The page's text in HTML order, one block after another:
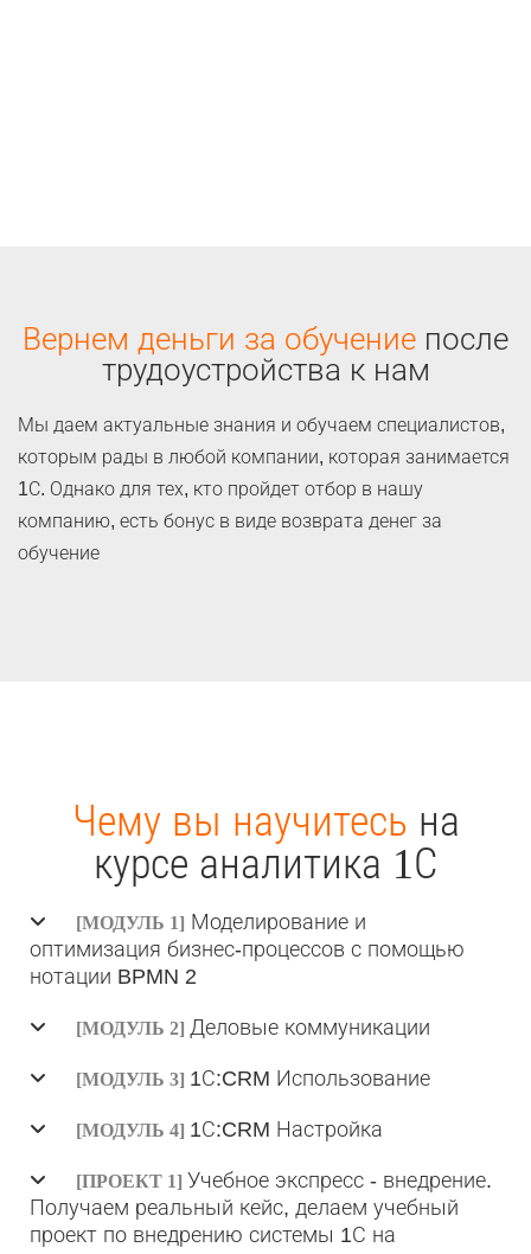
Вернем деньги за обучение после
трудоустройства к нам
Мы даем актуальные знания и обучаем специалистов,
которым рады в любой компании, которая занимается
1С. Однако для тех, кто пройдет отбор в нашу
компанию, есть бонус в виде возврата денег за
обучение
Чему вы научитесь на
курсе аналитика 1С
[МОДУЛЬ 1] Моделирование и
оптимизация бизнес-процессов с помощью
нотации BPMN 2
[МОДУЛЬ 2] Деловые коммуникации
[МОДУЛЬ 3] 1С:CRM Использование
[МОДУЛЬ 4] 1С:CRM Настройка
[ПРОЕКТ 1] Учебное экспресс - внедрение.
Получаем реальный кейс, делаем учебный
проект по внедрению системы 1С на